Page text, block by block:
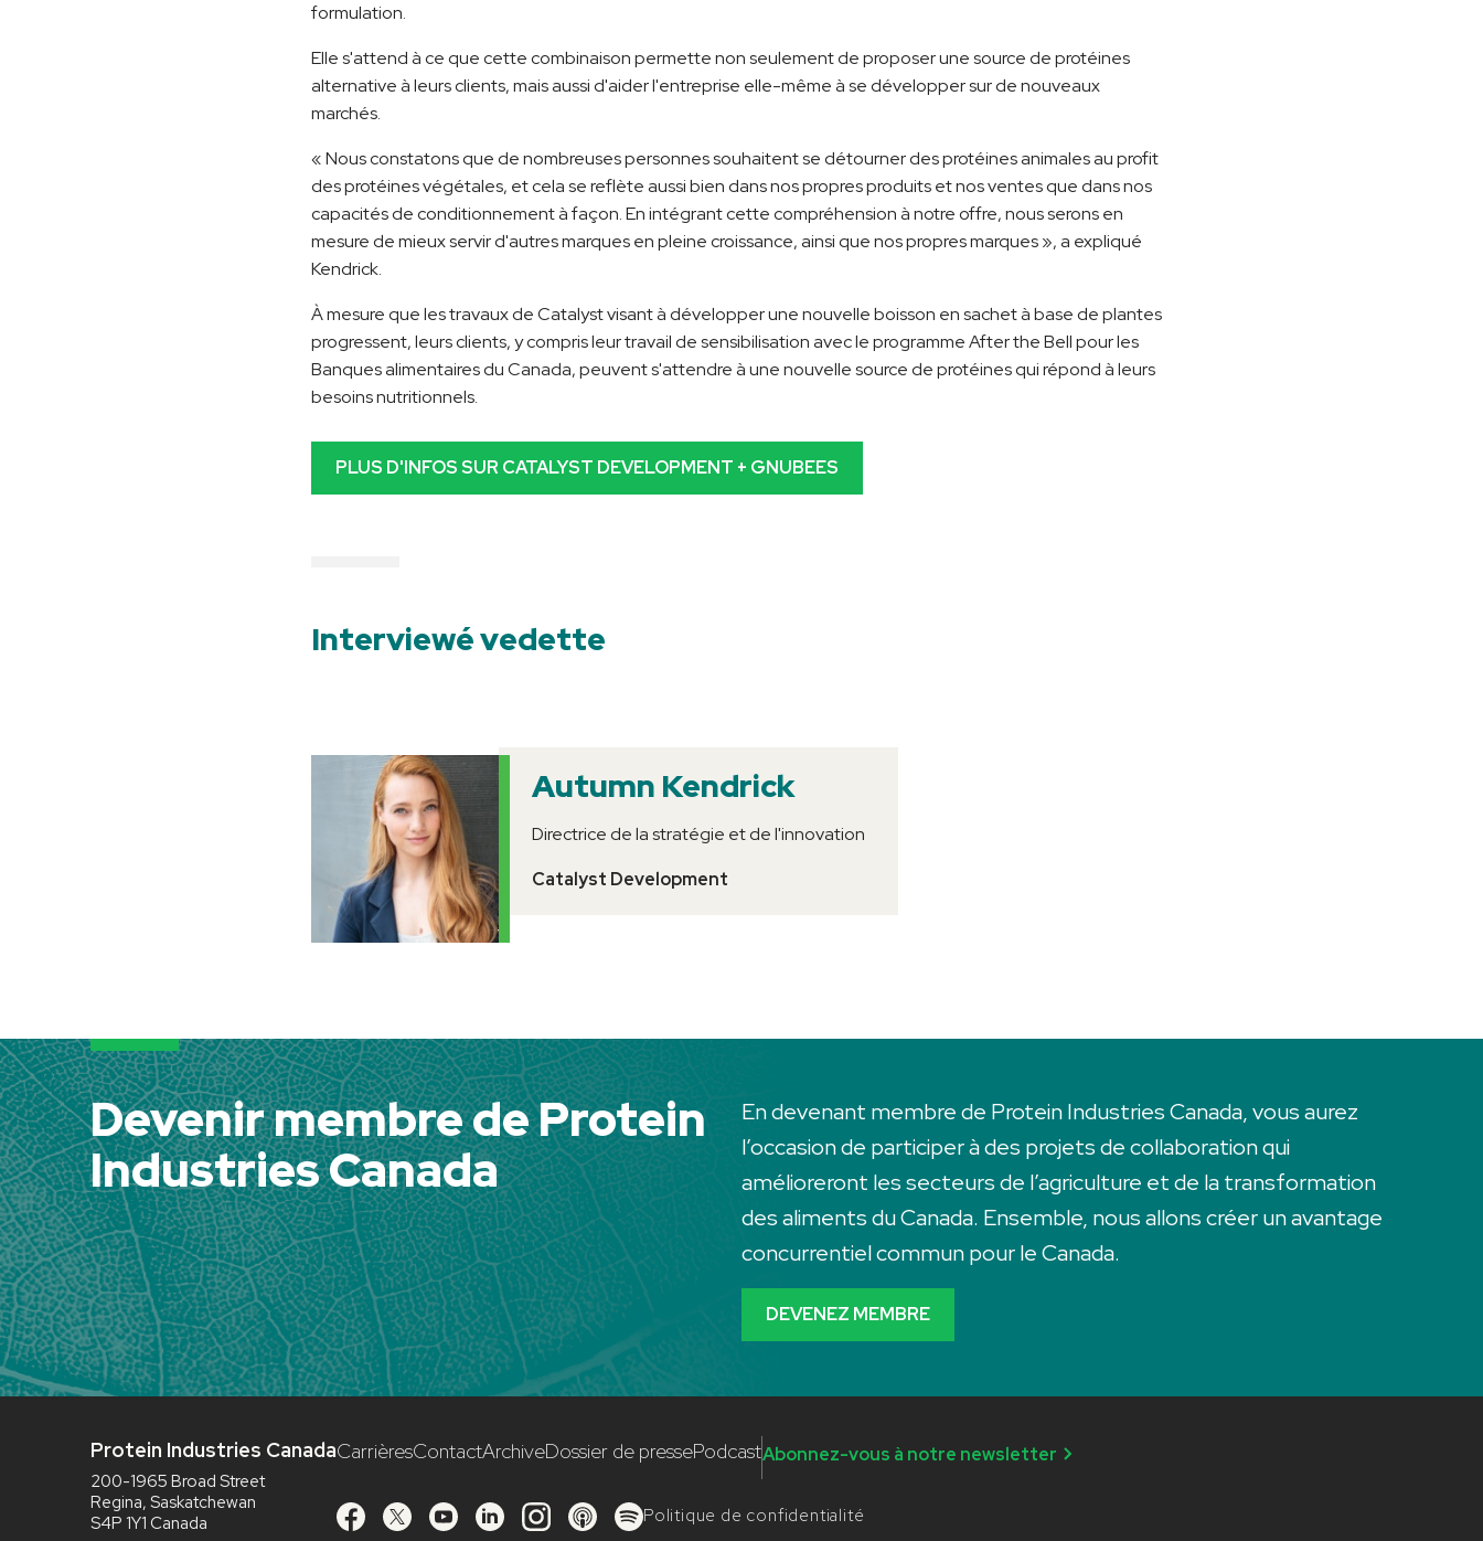
formulation.
Elle s'attend à ce que cette combinaison permette non seulement de proposer une source de protéines
alternative à leurs clients, mais aussi d'aider l'entreprise elle-même à se développer sur de nouveaux
marchés.
« Nous constatons que de nombreuses personnes souhaitent se détourner des protéines animales au profit
des protéines végétales, et cela se reflète aussi bien dans nos propres produits et nos ventes que dans nos
capacités de conditionnement à façon. En intégrant cette compréhension à notre offre, nous serons en
mesure de mieux servir d'autres marques en pleine croissance, ainsi que nos propres marques », a expliqué
Kendrick.
À mesure que les travaux de Catalyst visant à développer une nouvelle boisson en sachet à base de plantes
progressent, leurs clients, y compris leur travail de sensibilisation avec le programme After the Bell pour les
Banques alimentaires du Canada, peuvent s'attendre à une nouvelle source de protéines qui répond à leurs
besoins nutritionnels.
PLUS D'INFOS SUR CATALYST DEVELOPMENT + GNUBEES
Interviewé vedette
Autumn Kendrick
Directrice de la stratégie et de l'innovation
Catalyst Development
Devenir membre de Protein
Industries Canada
En devenant membre de Protein Industries Canada, vous aurez
l’occasion de participer à des projets de collaboration qui
amélioreront les secteurs de l’agriculture et de la transformation
des aliments du Canada. Ensemble, nous allons créer un avantage
concurrentiel commun pour le Canada.
DEVENEZ MEMBRE
Protein Industries Canada
200-1965 Broad Street
Regina, Saskatchewan
S4P 1Y1 Canada
CarrièresContactArchiveDossier de pressePodcastAbonnez-vous à notre newsletter
Politique de confidentialité